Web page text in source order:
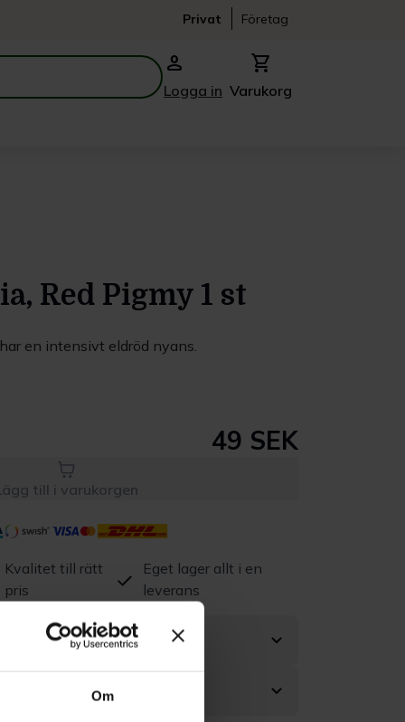
Om
Privat Företag
person
Logga in
shopping_cart
Varukorg
Red Pigmy 1 st
en intensivt eldröd nyans.
49 SEK
till i varukorgen
Kvalitet till rätt
pris
Eget lager allt i en
leverans